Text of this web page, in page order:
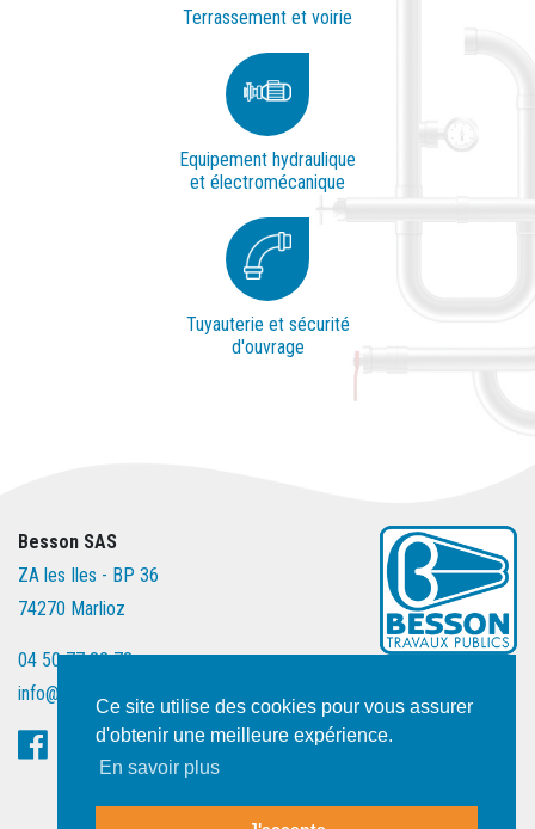
Ce site utilise des cookies pour vous assurer
d'obtenir une meilleure expérience.
En savoir plus
Terrassement et voirie
Equipement hydraulique
et électromécanique
Tuyauterie et sécurité
d'ouvrage
Besson SAS
ZA les Iles - BP 36
74270 Marlioz
04 50 77 82 78
info@entreprise-besson.fr
Nous contacter Mentions légales Plan du site